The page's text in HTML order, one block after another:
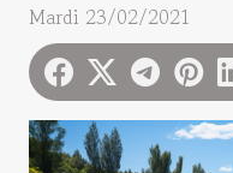
Mardi 23/02/2021